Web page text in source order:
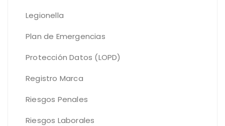
Legionella
Plan de Emergencias
Protección Datos (LOPD)
Registro Marca
Riesgos Penales
Riesgos Laborales